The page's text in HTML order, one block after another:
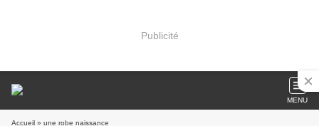
Publicité
MENU
Accueil » une robe naissance